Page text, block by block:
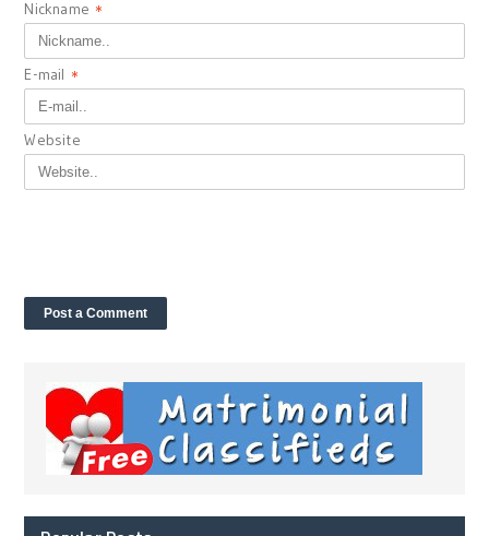
Nickname *
E-mail *
Website